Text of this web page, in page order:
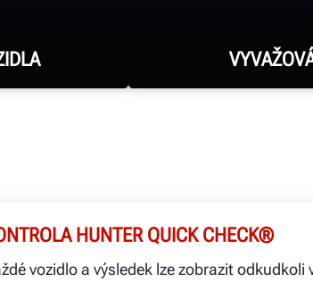
nemohou, a hlásí
HunerNet®, takže
vidět, že práce
HUNTER QUICK CHECK®
vozidlo a výsledek lze zobrazit odkudkoli